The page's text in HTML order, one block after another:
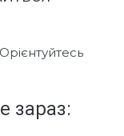
зараз: